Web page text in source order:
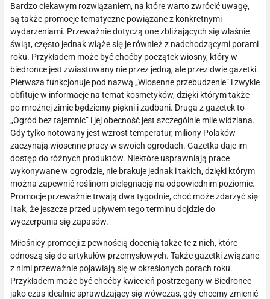
Bardzo ciekawym rozwiązaniem, na które warto zwrócić uwagę,
są także promocje tematyczne powiązane z konkretnymi
wydarzeniami. Przeważnie dotyczą one zbliżających się właśnie
świąt, często jednak wiąże się je również z nadchodzącymi porami
roku. Przykładem może być choćby początek wiosny, który w
biedronce jest zwiastowany nie przez jedną, ale przez dwie gazetki.
Pierwsza funkcjonuje pod nazwą „Wiosenne przebudzenie” i zwykle
obfituje w informacje na temat kosmetyków, dzięki którym także
po mroźnej zimie będziemy piękni i zadbani. Druga z gazetek to
„Ogród bez tajemnic” i jej obecność jest szczególnie mile widziana.
Gdy tylko notowany jest wzrost temperatur, miliony Polaków
zaczynają wiosenne pracy w swoich ogrodach. Gazetka daje im
dostęp do różnych produktów. Niektóre usprawniają prace
wykonywane w ogrodzie, nie brakuje jednak i takich, dzięki którym
można zapewnić roślinom pielęgnację na odpowiednim poziomie.
Promocje przeważnie trwają dwa tygodnie, choć może zdarzyć się
i tak, że jeszcze przed upływem tego terminu dojdzie do
wyczerpania się zapasów.
Miłośnicy promocji z pewnością docenią także te z nich, które
odnoszą się do artykułów przemysłowych. Także gazetki związane
z nimi przeważnie pojawiają się w określonych porach roku.
Przykładem może być choćby kwiecień postrzegany w Biedronce
jako czas idealnie sprawdzający się wówczas, gdy chcemy zmienić